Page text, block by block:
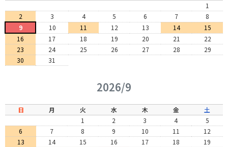
1
2
3 4 5 6 7
8
9
10 11 12 13 14
15
16
17 18 19 20 21
22
23
24 25 26 27 28
29
30
31
2026/9
日 月 火 水 木 金
土
1
2 3 4
5
6
7 8 9 10 11
12
13
14 15 16 17 18
19